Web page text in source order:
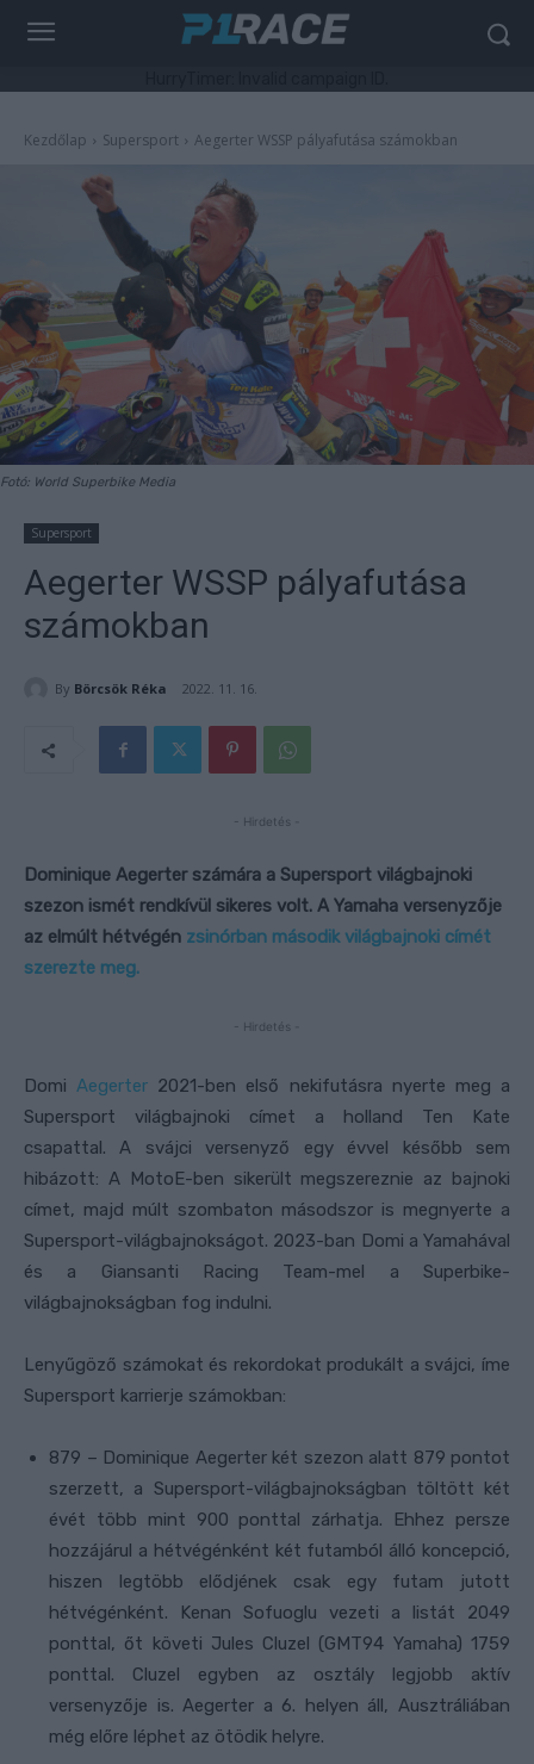
Kezdőlap Supersport Aegerter WSSP pályafutása számokban
Fotó: World Superbike Media
Supersport
Aegerter WSSP pályafutása
számokban
By Börcsök Réka 2022. 11. 16.
- Hirdetés -
Dominique Aegerter számára a Supersport világbajnoki
szezon ismét rendkívül sikeres volt. A Yamaha versenyzője
az elmúlt hétvégén zsinórban második világbajnoki címét
szerezte meg.
- Hirdetés -
DomiAegerter 2021-ben első nekifutásra nyerte meg a
Supersport világbajnoki címet a holland Ten Kate
csapattal. A svájci versenyző egy évvel később sem
hibázott: A MotoE-ben sikerült megszereznie az bajnoki
címet, majd múlt szombaton másodszor is megnyerte a
Supersport-világbajnokságot. 2023-ban Domi a Yamahával
és a Giansanti Racing Team-mel a Superbike-
világbajnokságban fog indulni.
Lenyűgöző számokat és rekordokat produkált a svájci, íme
Supersport karrierje számokban:
879 – Dominique Aegerter két szezon alatt 879 pontot
szerzett, a Supersport-világbajnokságban töltött két
évét több mint 900 ponttal zárhatja. Ehhez persze
hozzájárul a hétvégénként két futamból álló koncepció,
hiszen legtöbb elődjének csak egy futam jutott
hétvégénként. Kenan Sofuoglu vezeti a listát 2049
ponttal, őt követi Jules Cluzel (GMT94 Yamaha) 1759
ponttal. Cluzel egyben az osztály legjobb aktív
versenyzője is. Aegerter a 6. helyen áll, Ausztráliában
még előre léphet az ötödik helyre.